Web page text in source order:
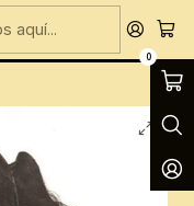
0
en Concepción
Motomami